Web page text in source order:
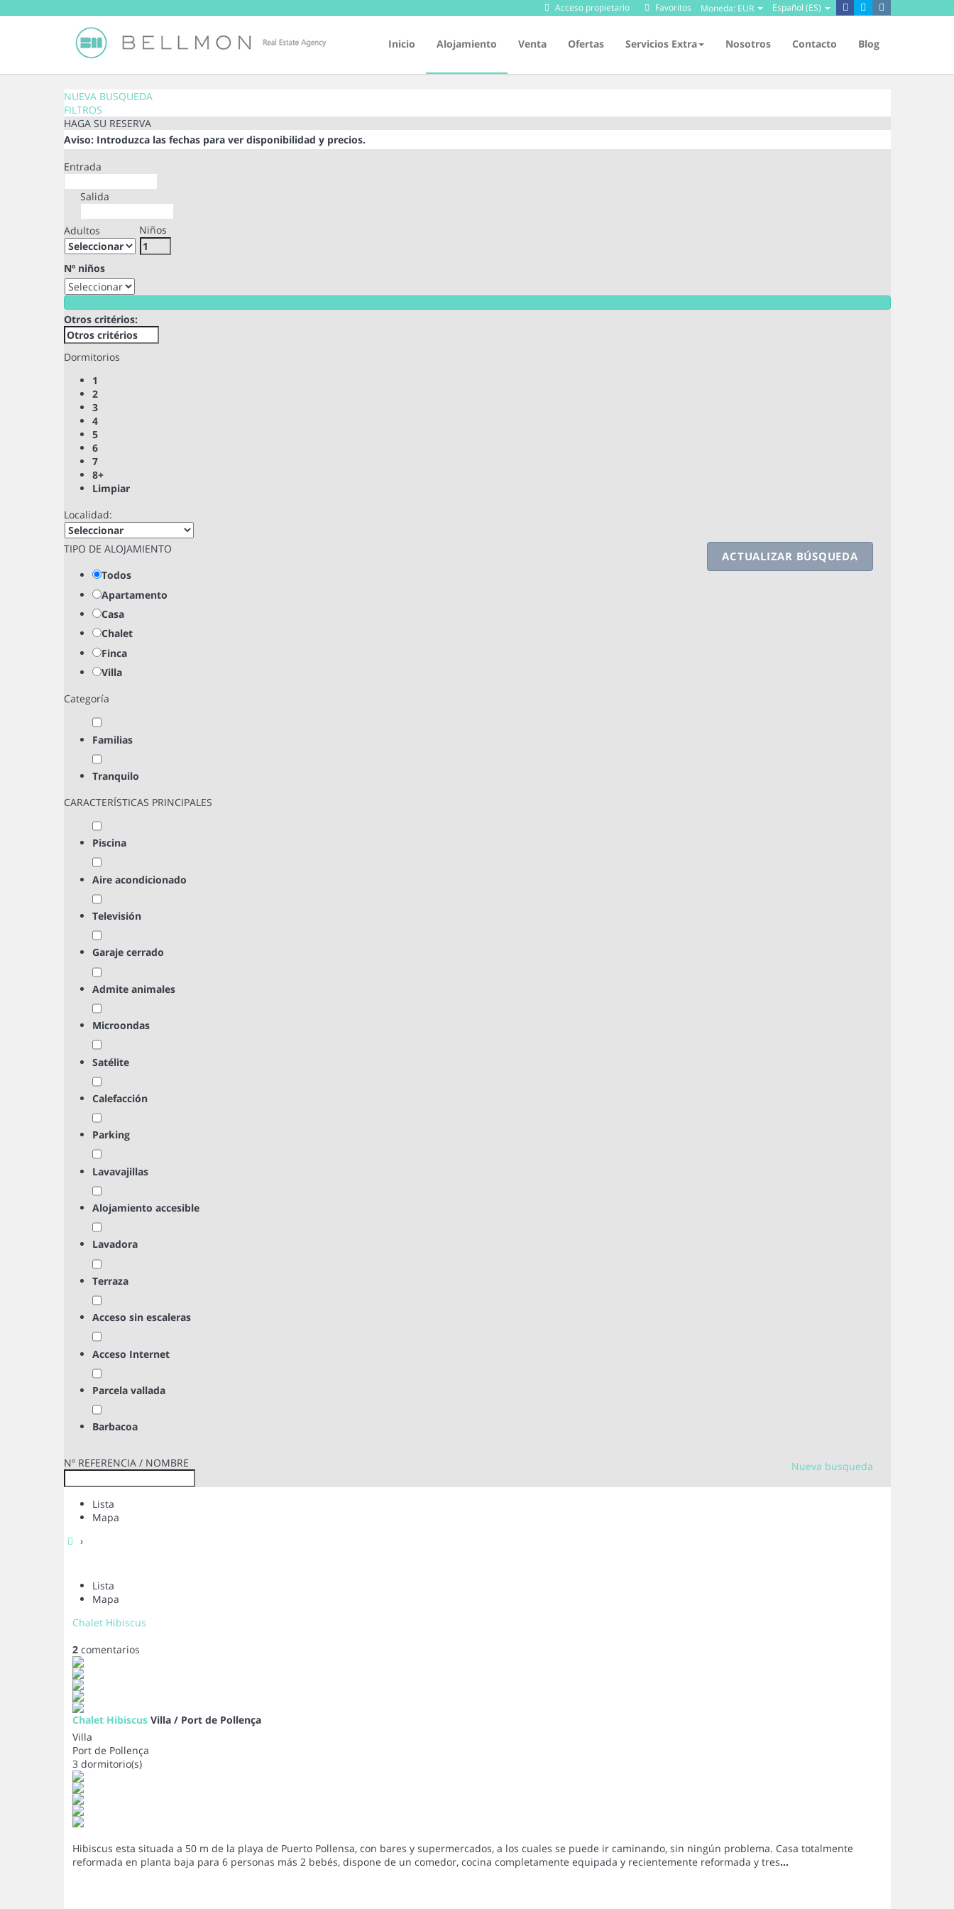
Español (ES)
Moneda: EUR
Favoritos
Acceso propietario
Inicio Alojamiento Venta Ofertas Servicios Extra Nosotros Contacto Blog
NUEVA BUSQUEDA
FILTROS
HAGA SU RESERVA
Aviso: Introduzca las fechas para ver disponibilidad y precios.
Entrada
Salida
Adultos Niños
Nº niños
Otros critérios:
Dormitorios
1
2
3
4
5
6
7
8+
Limpiar
Localidad:
ACTUALIZAR BÚSQUEDA
TIPO DE ALOJAMIENTO
Todos
Apartamento
Casa
Chalet
Finca
Villa
Categoría
Familias
Tranquilo
CARACTERÍSTICAS PRINCIPALES
Piscina
Aire acondicionado
Televisión
Garaje cerrado
Admite animales
Microondas
Satélite
Calefacción
Parking
Lavavajillas
Alojamiento accesible
Lavadora
Terraza
Acceso sin escaleras
Acceso Internet
Parcela vallada
Barbacoa
Nueva busqueda
Nº REFERENCIA / NOMBRE
Lista
Mapa
›
Lista
Mapa
Chalet Hibiscus
2 comentarios
Chalet Hibiscus Villa / Port de Pollença
Villa
Port de Pollença
3 dormitorio(s)
Hibiscus esta situada a 50 m de la playa de Puerto Pollensa, con bares y supermercados, a los cuales se puede ir caminando, sin ningún problema. Casa totalmente
reformada en planta baja para 6 personas más 2 bebés, dispone de un comedor, cocina completamente equipada y recientemente reformada y tres...